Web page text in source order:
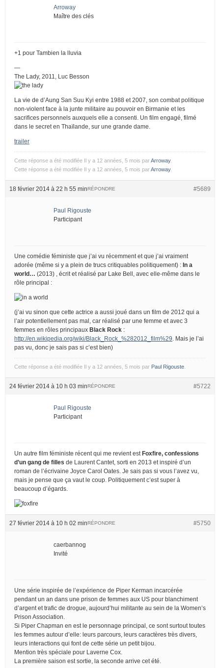
Arroway
Maître des clés
+1 pour Tambien la lluvia
—
The Lady, 2011, Luc Besson
La vie de d’Aung San Suu Kyi entre 1988 et 2007, son combat politique
non-violent face à la junte militaire au pouvoir en Birmanie et les
sacrifices personnels auxquels elle a consenti. Un film engagé, filmé
dans le secret en Thaïlande, sur une grande dame.
trailer
Cette réponse a été modifiée Il y a 12 années, 5 mois parArroway.
Cette réponse a été modifiée Il y a 12 années, 5 mois parArroway.
18 février 2014 à 22 h 55 min #5689
RÉPONDRE
Paul Rigouste
Participant
Une comédie féministe que j’ai vu récemment et que j’ai vraiment
adorée (même si y a plein de trucs critiquables politiquement) : In a
world… (2013) , écrit et réalisé par Lake Bell, avec elle-même dans le
rôle principal :
(j’ai vu sinon que cette actrice a aussi joué dans un film de 2012 qui a
l’air potentiellement pas mal, car réalisé par une femme et avec 3
femmes en rôles principaux Black Rock :
http://en.wikipedia.org/wiki/Black_Rock_%282012_film%29 . Mais je l’ai
pas vu, donc je sais pas si c’est bien)
Cette réponse a été modifiée Il y a 12 années, 5 mois par Paul Rigouste
24 février 2014 à 10 h 03 min #5722
RÉPONDRE
Paul Rigouste
Participant
Un autre film féministe récent qui me revient est Foxfire, confessions
d’un gang de filles de Laurent Cantet, sorti en 2013 et inspiré d’un
roman de l’écrivaine Joyce Carol Oates. Je sais pas si vous l’avez vu,
mais je pense que ça vaut le coup. Politiquement c’est super à
beaucoup d’égards.
27 février 2014 à 10 h 02 min #5750
RÉPONDRE
caerbannog
Invité
Une série inspirée de l’expérience de Piper Kerman incarcérée
pendant un an dans une prison de femmes aux US pour blanchiment
d’argent et trafic de drogue, aujourd’hui militante au sein de la Women’s
Prison Association.
Si Piper Chapman en est le personnage principal, ce sont surtout toutes
les femmes autour d’elle: leurs parcours, leurs caractères très divers,
leurs interactions qui font de cette série un petit bijou.
Mention très spéciale pour Laverne Cox.
La première saison est sortie, la seconde arrive cet été.